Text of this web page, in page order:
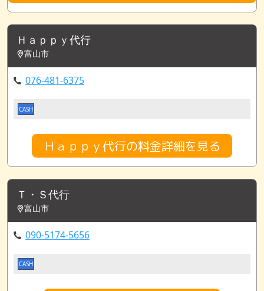
Ｈａｐｐｙ代行
富山市
076-481-6375
CASH
Ｈａｐｐｙ代行の料金詳細を見る
Ｔ・Ｓ代行
富山市
090-5174-5656
CASH